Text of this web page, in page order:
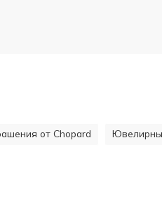
от Chopard